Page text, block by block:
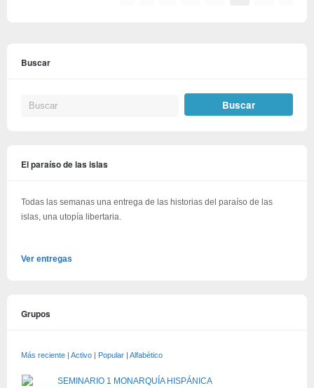
Buscar
El paraíso de las islas
Todas las semanas una entrega de las historias del paraíso de las
islas, una utopía libertaria.
Ver entregas
Grupos
Más reciente Activo Popular Alfabético
SEMINARIO 1 MONARQUÍA HISPÁNICA